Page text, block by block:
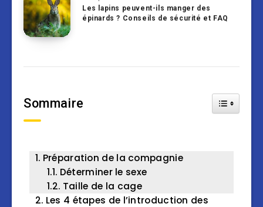
Les lapins peuvent-ils manger des
épinards ? Conseils de sécurité et FAQ
Sommaire Toggle
Préparation de la compagnie
Déterminer le sexe
Taille de la cage
Les 4 étapes de l’introduction des